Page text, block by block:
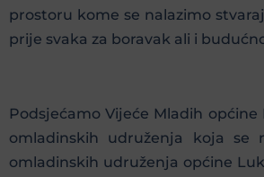
prostoru kome se nalazimo
prije svaka za boravak ali i
Podsjećamo Vijeće Mladih općine
omladinskih udruženja koja se
omladinskih udruženja općine